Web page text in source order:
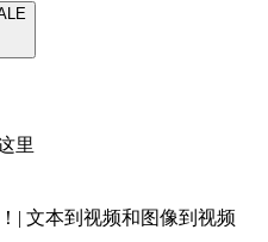
里
| 文本到视频和图像到视频